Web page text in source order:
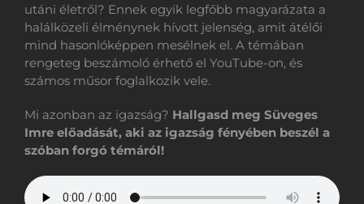
utáni életről? Ennek egyik legfőbb magyarázata a
halálközeli élménynek hívott jelenség, amit átélői
mind hasonlóképpen mesélnek el. A témában
rengeteg beszámoló érhető el YouTube-on, és
számos műsor foglalkozik vele.
Mi azonban az igazság? Hallgasd meg Süveges
Imre előadását, aki az igazság fényében beszél a
szóban forgó témáról!